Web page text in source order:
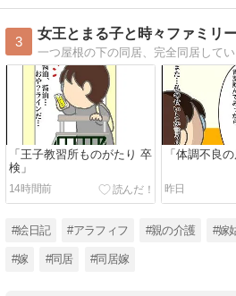
3
女王とまる子と時々ファミリ
「王子教習所ものがたり 卒
検」
14時間前
「体調不良の
昨日
#絵日記 #アラフィフ #親の介護 #嫁
#嫁 #同居 #同居嫁